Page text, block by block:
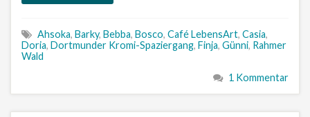
Ahsoka, Barky, Bebba, Bosco, Café LebensArt, Casia,
Doria, Dortmunder Kromi-Spaziergang, Finja, Günni, Rahmer
Wald
1 Kommentar